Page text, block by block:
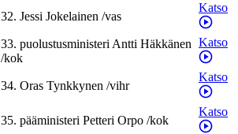
32. Jessi Jokelainen /vas
Katso
33. puolustusministeriAntti Häkkänen
/kok
Katso
34. Oras Tynkkynen /vihr
Katso
35. pääministeri Petteri Orpo /kok
Katso